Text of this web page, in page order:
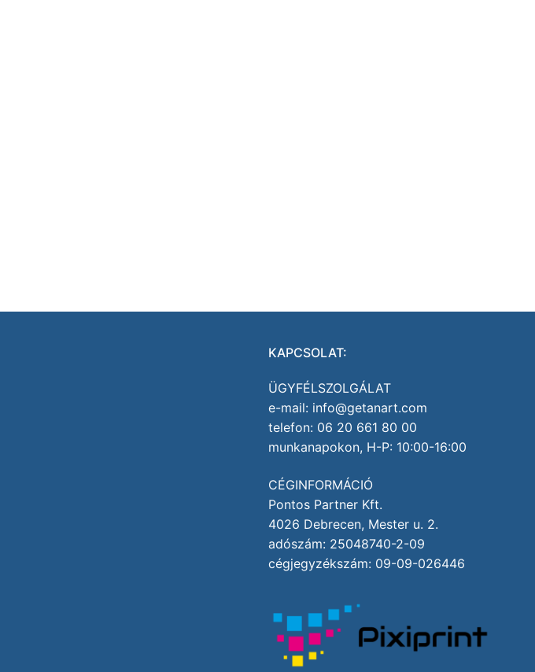
KAPCSOLAT:
ÜGYFÉLSZOLGÁLAT
e-mail: info@getanart.com
telefon: 06 20 661 80 00
munkanapokon, H-P: 10:00-16:00
CÉGINFORMÁCIÓ
Pontos Partner Kft.
4026 Debrecen, Mester u. 2.
adószám: 25048740-2-09
cégjegyzékszám: 09-09-026446